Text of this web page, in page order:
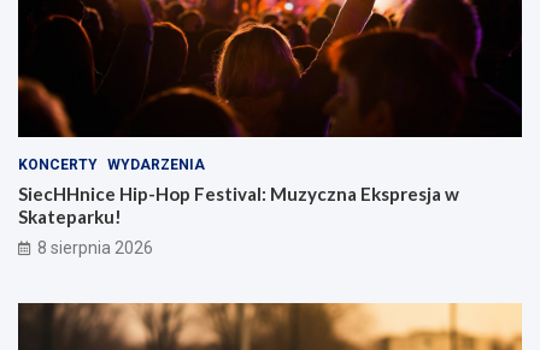
KONCERTY WYDARZENIA
SiecHHnice Hip-Hop Festival: Muzyczna Ekspresja w
Skateparku!
8 sierpnia 2026